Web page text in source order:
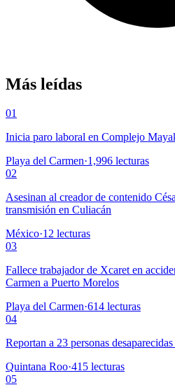
Más leídas
01
Inicia paro laboral en Complejo
Playa del Carmen·1,996 lecturas
02
Asesinan al creador de contenido
transmisión en Culiacán
México·12 lecturas
03
Fallece trabajador de Xcaret en
Carmen a Puerto Morelos
Playa del Carmen·614 lecturas
04
Reportan a 23 personas
Quintana Roo·415 lecturas
05